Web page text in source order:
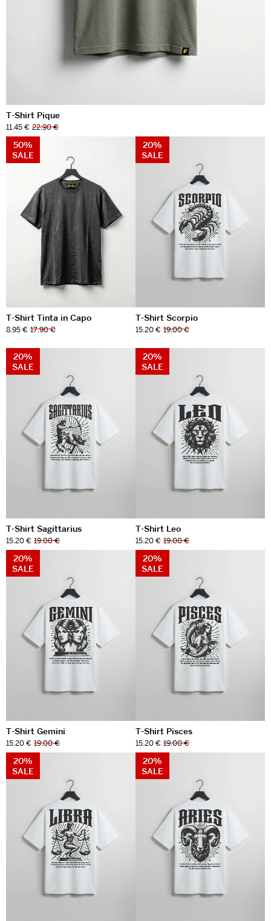
T-Shirt Pique
11.45 € 22.90 €
50%
SALE
T-Shirt Tinta in Capo
8.95 € 17.90 €
20%
SALE
T-Shirt Scorpio
15.20 € 19.00 €
20%
SALE
T-Shirt Sagittarius
15.20 € 19.00 €
20%
SALE
T-Shirt Leo
15.20 € 19.00 €
20%
SALE
T-Shirt Gemini
15.20 € 19.00 €
20%
SALE
T-Shirt Pisces
15.20 € 19.00 €
20%
SALE
20%
SALE